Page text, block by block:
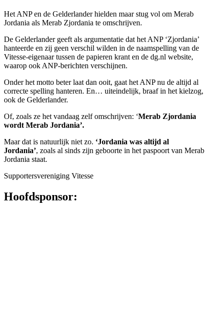
Het ANP en de Gelderlander hielden maar stug vol om Merab
Jordania als Merab Zjordania te omschrijven.
De Gelderlander geeft als argumentatie dat het ANP ‘Zjordania’
hanteerde en zij geen verschil wilden in de naamspelling van de
Vitesse-eigenaar tussen de papieren krant en de dg.nl website,
waarop ook ANP-berichten verschijnen.
Onder het motto beter laat dan ooit, gaat het ANP nu de altijd al
correcte spelling hanteren. En… uiteindelijk, braaf in het kielzog,
ook de Gelderlander.
Of, zoals ze het vandaag zelf omschrijven: ‘Merab Zjordania
wordt Merab Jordania’.
Maar dat is natuurlijk niet zo. ‘Jordania was altijd al
Jordania’, zoals al sinds zijn geboorte in het paspoort van Merab
Jordania staat.
Supportersvereniging Vitesse
Hoofdsponsor: